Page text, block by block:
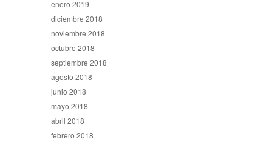
enero 2019
diciembre 2018
noviembre 2018
octubre 2018
septiembre 2018
agosto 2018
junio 2018
mayo 2018
abril 2018
febrero 2018